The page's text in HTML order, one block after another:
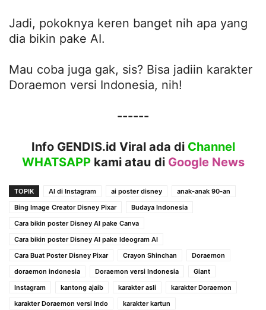
Jadi, pokoknya keren banget nih apa yang
dia bikin pake AI.
Mau coba juga gak, sis? Bisa jadiin karakter
Doraemon versi Indonesia, nih!
------
Info GENDIS.id Viral ada di Channel
WHATSAPPkami atau di Google News
TOPIK AI di Instagram ai poster disney
anak-anak 90-an
Bing Image Creator Disney Pixar
Budaya Indonesia
Cara bikin poster Disney AI pake Canva
Cara bikin poster Disney AI pake Ideogram AI
Cara Buat Poster Disney Pixar
Crayon Shinchan
Doraemon
doraemon indonesia
Doraemon versi Indonesia
Giant
Instagram
kantong ajaib karakter asli
karakter Doraemon
karakter Doraemon versi Indo
karakter kartun